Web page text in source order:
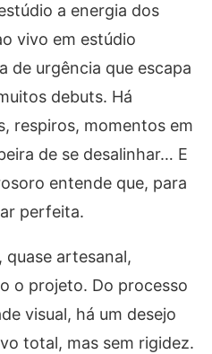
a energia dos
vivo em estúdio
de urgência que escapa
debuts. Há
respiros, momentos em
de se desalinhar… E
entende que, para
perfeita.
quase artesanal,
o projeto. Do processo
visual, há um desejo
total, mas sem rigidez.